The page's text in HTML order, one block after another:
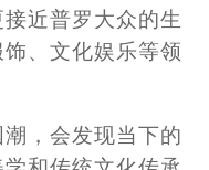
近普罗大众的生
、文化娱乐等领
，会发现当下的